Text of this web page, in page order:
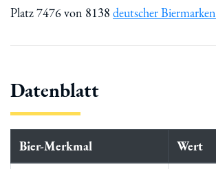
Platz 7476 von 8138 deutscher Biermarken
Datenblatt
Bier-Merkmal Wert